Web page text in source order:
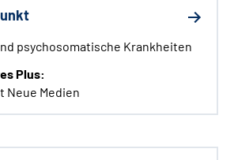
psychosomatische Krankheiten
Plus:
Neue Medien